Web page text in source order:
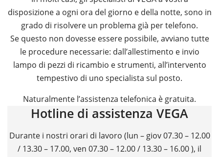
disposizione a ogni ora del giorno e della notte, sono in
grado di risolvere un problema già per telefono.
Se questo non dovesse essere possibile, avviano tutte
le procedure necessarie: dall’allestimento e invio
lampo di pezzi di ricambio e strumenti, all’intervento
tempestivo di uno specialista sul posto.
Naturalmente l’assistenza telefonica è gratuita.
Hotline di assistenza VEGA
Durante i nostri orari di lavoro (lun – giov 07.30 – 12.00
/ 13.30 – 17.00, ven 07.30 – 12.00 / 13.30 – 16.00 ), il